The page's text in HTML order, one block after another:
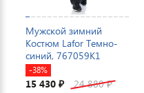
Мужской зимний
Костюм Lafor Темно-
синий, 767059K1
-38%
15 430 ₽ 24 880₽